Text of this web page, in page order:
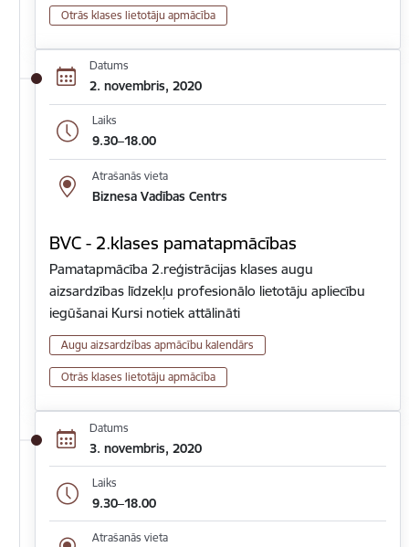
Otrās klases lietotāju apmācība
Datums
2. novembris, 2020
Laiks
9.30–18.00
Atrašanās vieta
Biznesa Vadības Centrs
BVC - 2.klases pamatapmācības
Pamatapmācība 2.reģistrācijas klases augu
aizsardzības līdzekļu profesionālo lietotāju apliecību
iegūšanai Kursi notiek attālināti
Augu aizsardzības apmācību kalendārs
Otrās klases lietotāju apmācība
Datums
3. novembris, 2020
Laiks
9.30–18.00
Atrašanās vieta